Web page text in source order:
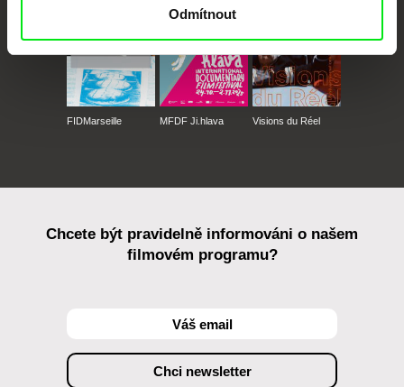
Odmítnout
FIDMarseille MFDF Ji.hlava Visions du Réel
Chcete být pravidelně informováni o našem
filmovém programu?